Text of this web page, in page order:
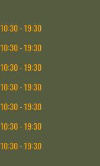
10:30 - 19:30
10:30 - 19:30
10:30 - 19:30
10:30 - 19:30
10:30 - 19:30
10:30 - 19:30
10:30 - 19:30